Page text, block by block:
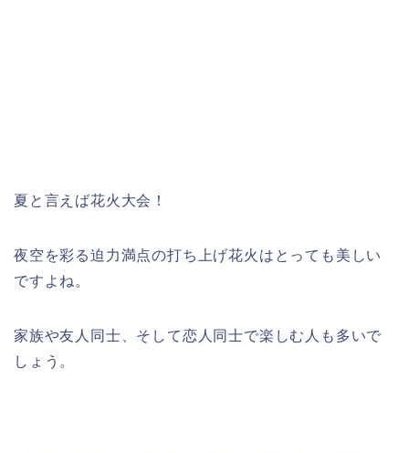
夏と言えば花火大会！
夜空を彩る迫力満点の打ち上げ花火はとっても美しい
ですよね。
家族や友人同士、そして恋人同士で楽しむ人も多いで
しょう。